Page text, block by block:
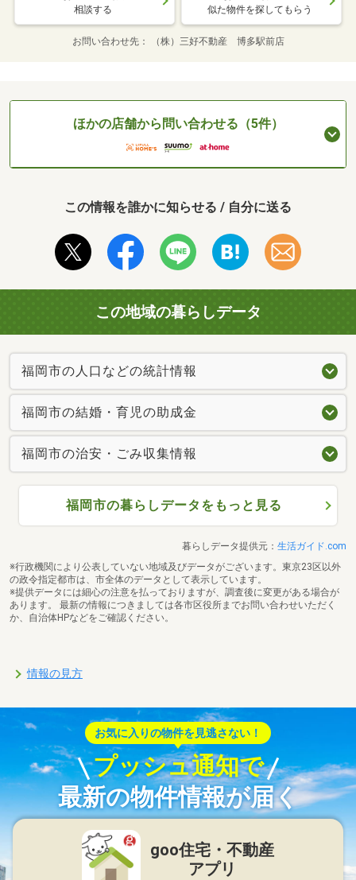
相談する 似た物件を探してもらう
お問い合わせ先 （株）三好不動産 博多駅前店
ほかの店舗から問い合わせる（5件）
この情報を誰かに知らせる / 自分に送る
この地域の暮らしデータ
福岡市の人口などの統計情報
福岡市の結婚・育児の助成金
福岡市の治安・ごみ収集情報
福岡市の暮らしデータをもっと見る
暮らしデータ提供元： 生活ガイド.com
※行政機関により公表していない地域及びデータがございます。東京23区以外
の政令指定都市は、市全体のデータとして表示しています。
※提供データには細心の注意を払っておりますが、調査後に変更がある場合が
あります。 最新の情報につきましては各市区役所までお問い合わせいただく
か、自治体HPなどをご確認ください。
情報の見方
お気に入りの物件を見逃さない！
プッシュ通知で
最新の物件情報が届く
goo住宅・不動産
アプリ